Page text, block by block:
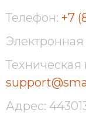
Телефон: +7
Электронная
Адрес: